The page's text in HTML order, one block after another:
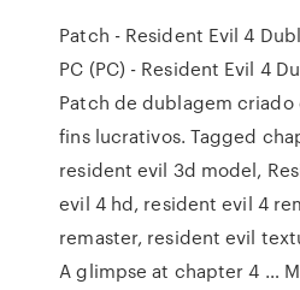
Patch - Resident Evil 4
PC (PC) - Resident Evil 4
Patch de dublagem criado
fins lucrativos. Tagged
resident evil 3d model,
evil 4 hd, resident evil 4
remaster, resident evil
A glimpse at chapter 4 …